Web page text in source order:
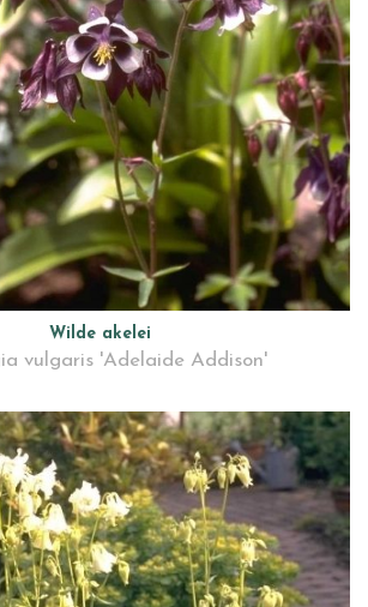
Wilde akelei
vulgaris 'Adelaide Addison'